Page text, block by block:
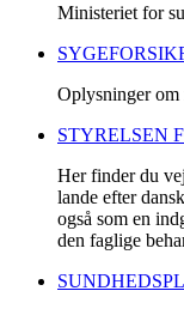
Ministeriet for
Oplysninger
STYRELSEN
Her finder du
lande efter
også som en
den faglige